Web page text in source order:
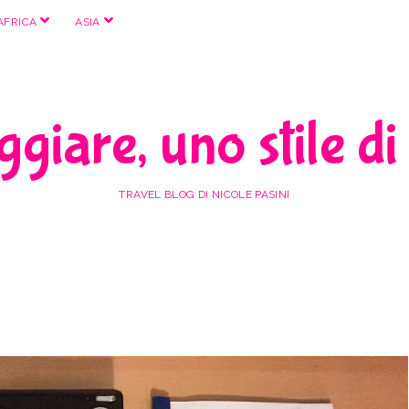
apri
ASIA apri
uno stile
TRAVEL BLOG DI NICOLE PASINI